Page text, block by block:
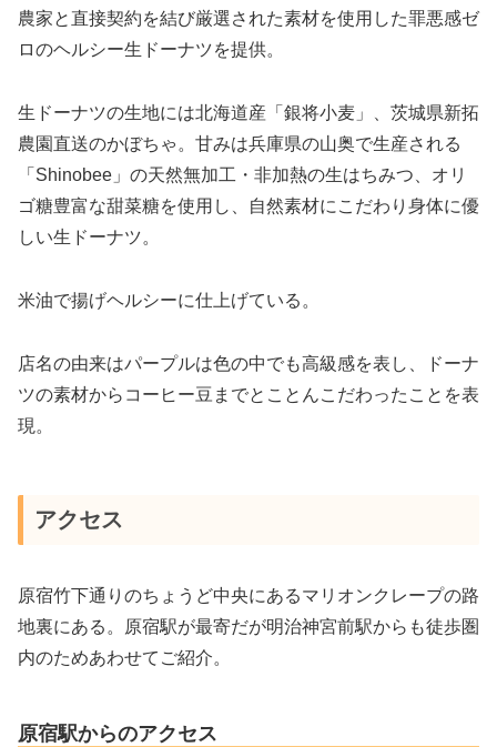
農家と直接契約を結び厳選された素材を使用した罪悪感ゼ
ロのヘルシー生ドーナツを提供。
生ドーナツの生地には北海道産「銀将小麦」、茨城県新拓
農園直送のかぼちゃ。甘みは兵庫県の山奥で生産される
「Shinobee」の天然無加工・非加熱の生はちみつ、オリ
ゴ糖豊富な甜菜糖を使用し、自然素材にこだわり身体に優
しい生ドーナツ。
米油で揚げヘルシーに仕上げている。
店名の由来はパープルは色の中でも高級感を表し、ドーナ
ツの素材からコーヒー豆までとことんこだわったことを表
現。
アクセス
原宿竹下通りのちょうど中央にあるマリオンクレープの路
地裏にある。原宿駅が最寄だが明治神宮前駅からも徒歩圏
内のためあわせてご紹介。
原宿駅からのアクセス